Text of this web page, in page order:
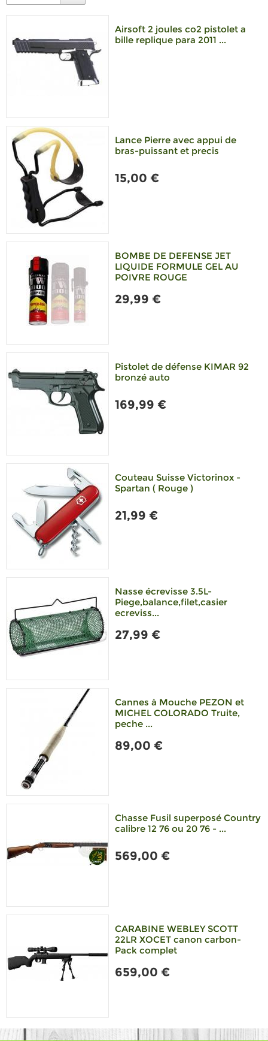
Airsoft 2 joules co2 pistolet a
bille replique para 2011 ...
Lance Pierre avec appui de
bras-puissant et precis
15,00 €
BOMBE DE DEFENSE JET
LIQUIDE FORMULE GEL AU
POIVRE ROUGE
29,99 €
Pistolet de défense KIMAR 92
bronzé auto
169,99 €
Couteau Suisse Victorinox -
Spartan ( Rouge )
21,99 €
Nasse écrevisse 3.5L-
Piege,balance,filet,casier
ecreviss...
27,99 €
Cannes à Mouche PEZON et
MICHEL COLORADO Truite,
peche ...
89,00 €
Chasse Fusil superposé Country
calibre 12 76 ou 20 76 - ...
569,00 €
CARABINE WEBLEY SCOTT
22LR XOCET canon carbon-
Pack complet
659,00 €